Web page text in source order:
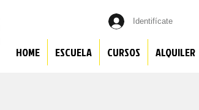
Identifícate
HOME ESCUELA CURSOS ALQUILER